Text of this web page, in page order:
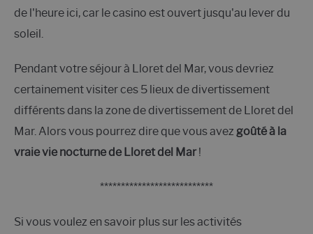
de l'heure ici, car le casino est ouvert jusqu'au lever du
soleil.
Pendant votre séjour à Lloret del Mar, vous devriez
certainement visiter ces 5 lieux de divertissement
différents dans la zone de divertissement de Lloret del
Mar. Alors vous pourrez dire que vous avez goûté à la
vraie vie nocturne de Lloret del Mar!
***************************
Si vous voulez en savoir plus sur les activités